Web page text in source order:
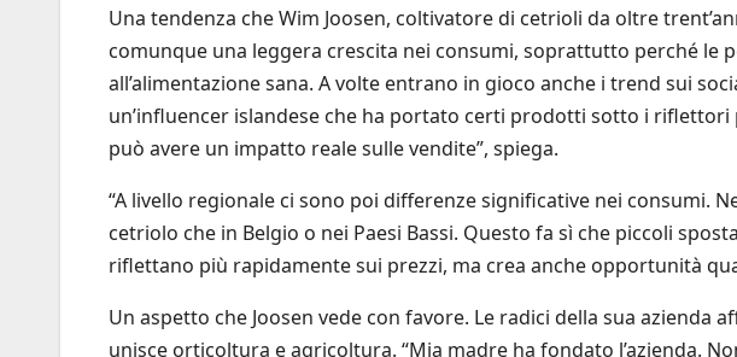
Una tendenza che Wim Joosen, coltivatore di cetrioli da oltre
comunque una leggera crescita nei consumi, soprattutto perché le
all’alimentazione sana. A volte entrano in gioco anche i trend sui
un’influencer islandese che ha portato certi prodotti sotto i
può avere un impatto reale sulle vendite”, spiega.
“A livello regionale ci sono poi differenze significative nei consumi.
cetriolo che in Belgio o nei Paesi Bassi. Questo fa sì che piccoli
riflettano più rapidamente sui prezzi, ma crea anche opportunità
Un aspetto che Joosen vede con favore. Le radici della sua azienda
unisce orticoltura e agricoltura. “Mia madre ha fondato l’azienda.